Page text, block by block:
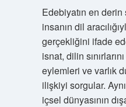
Edebiyatın en derin
insanın dil
gerçekliğini ifade
isnat, dilin
eylemleri ve varlık
ilişkiyi sorgular.
içsel dünyasının